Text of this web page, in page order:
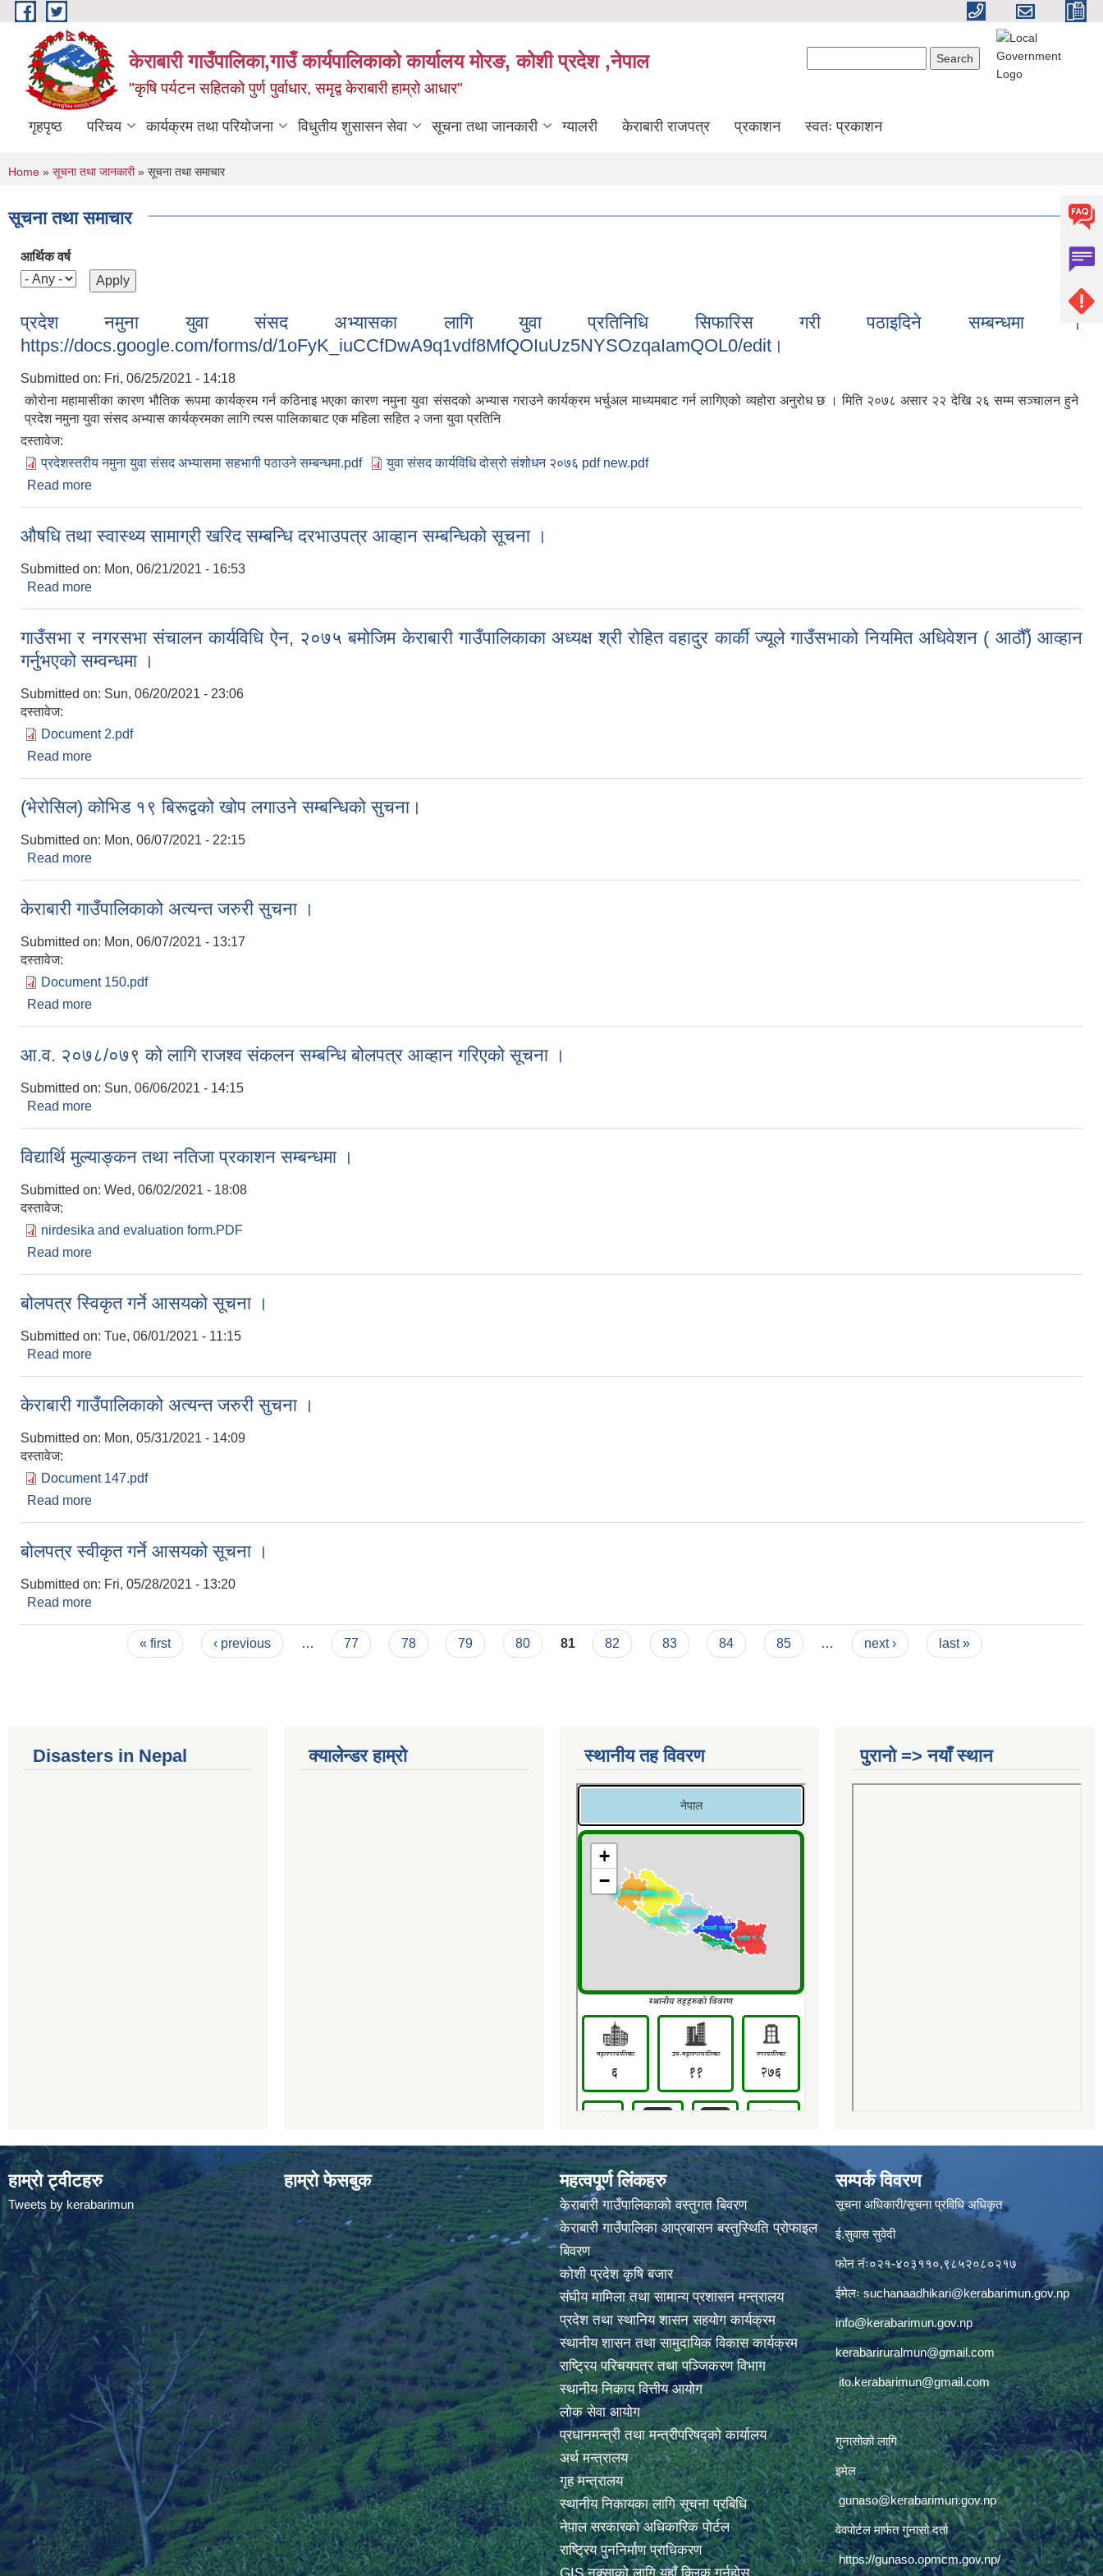
Skip to main content
केराबारी गाउँपालिका,गाउँ कार्यपालिकाको कार्यालय मोरङ, कोशी प्रदेश ,नेपाल
"कृषि पर्यटन सहितको पुर्ण पुर्वाधार, समृद्व केराबारी हाम्रो आधार"
गृहपृष्ठ परिचय कार्यक्रम तथा परियोजना विधुतीय शुसासन सेवा सूचना तथा जानकारी ग्यालरी केराबारी राजपत्र प्रकाशन स्वतः प्रकाशन
You are here
Home » सूचना तथा जानकारी» सूचना तथा समाचार
सूचना तथा समाचार
आर्थिक वर्ष
प्रदेश नमुना युवा संसद अभ्यासका लागि युवा प्रतिनिधि सिफारिस गरी पठाइदिने सम्बन्धमा ।
https://docs.google.com/forms/d/1oFyK_iuCCfDwA9q1vdf8MfQOIuUz5NYSOzqaIamQOL0/edit।
Submitted on: Fri, 06/25/2021 - 14:18
कोरोना महामासीका कारण भौतिक रूपमा कार्यक्रम गर्न कठिनाइ भएका कारण नमुना युवा संसदको अभ्यास गराउने कार्यक्रम भर्चुअल माध्यमबाट गर्न लागिएको व्यहोरा अनुरोध छ । मिति २०७८ असार २२ देखि २६ सम्म सञ्‍चालन हुने
प्रदेश नमुना युवा संसद अभ्यास कार्यक्रमका लागि त्यस पालिकाबाट एक महिला सहित २ जना युवा प्रतिनि
दस्तावेज:
प्रदेशस्तरीय नमुना युवा संसद अभ्यासमा सहभागी पठाउने सम्बन्धमा.pdf
युवा संसद कार्यविधि दोस्रो संशोधन २०७६ pdf new.pdf
Read more
औषधि तथा स्वास्थ्य सामाग्री खरिद सम्बन्धि दरभाउपत्र आव्हान सम्बन्धिको सूचना ।
Submitted on: Mon, 06/21/2021 - 16:53
Read more
गाउँसभा र नगरसभा संचालन कार्यविधि ऐन, २०७५ बमोजिम केराबारी गाउँपालिकाका अध्यक्ष श्री रोहित वहादुर कार्की ज्यूले गाउँसभाको नियमित अधिवेशन ( आठौँ) आव्हान
गर्नुभएको सम्वन्धमा ।
Submitted on: Sun, 06/20/2021 - 23:06
दस्तावेज:
Document 2.pdf
Read more
(भेरोसिल) कोभिड १९ बिरूद्वको खोप लगाउने सम्बन्धिको सुचना।
Submitted on: Mon, 06/07/2021 - 22:15
Read more
केराबारी गाउँपालिकाको अत्यन्त जरुरी सुचना ।
Submitted on: Mon, 06/07/2021 - 13:17
दस्तावेज:
Document 150.pdf
Read more
आ.व. २०७८/०७९ को लागि राजश्व संकलन सम्बन्धि बोलपत्र आव्हान गरिएको सूचना ।
Submitted on: Sun, 06/06/2021 - 14:15
Read more
विद्यार्थि मुल्याङ्कन तथा नतिजा प्रकाशन सम्बन्धमा ।
Submitted on: Wed, 06/02/2021 - 18:08
दस्तावेज:
nirdesika and evaluation form.PDF
Read more
बोलपत्र स्विकृत गर्ने आसयको सूचना ।
Submitted on: Tue, 06/01/2021 - 11:15
Read more
केराबारी गाउँपालिकाको अत्यन्त जरुरी सुचना ।
Submitted on: Mon, 05/31/2021 - 14:09
दस्तावेज:
Document 147.pdf
Read more
बोलपत्र स्वीकृत गर्ने आसयको सूचना ।
Submitted on: Fri, 05/28/2021 - 13:20
Read more
« first ‹ previous … 77 78 79 80 81 82 83 84 85 … next › last »
Disasters in Nepal क्यालेन्डर हाम्रो स्थानीय तह विवरण पुरानो => नयाँ स्थान
हाम्रो ट्वीटहरु
Tweets by kerabarimun
हाम्रो फेसबुक महत्वपूर्ण लिंकहरु
केराबारी गाउँपालिकाको वस्तुगत बिवरण
केराबारी गाउँपालिका आप्रबासन बस्तुस्थिति प्रोफाइल
बिवरण
कोशी प्रदेश कृषि बजार
संघीय मामिला तथा सामान्य प्रशासन मन्त्रालय
प्रदेश तथा स्थानिय शासन सहयोग कार्यक्रम
स्थानीय शासन तथा सामुदायिक विकास कार्यक्रम
राष्ट्रिय परिचयपत्र तथा पञ्जिकरण विभाग
स्थानीय निकाय वित्तीय आयोग
लोक सेवा आयोग
प्रधानमन्त्री तथा मन्त्रीपरिषद्को कार्यालय
अर्थ मन्त्रालय
गृह मन्त्रालय
स्थानीय निकायका लागि सूचना प्रबिधि
नेपाल सरकारको अधिकारिक पोर्टल
राष्ट्रिय पुननिर्माण प्राधिकरण
GIS नक्साको लागि यहाँ क्लिक गर्नुहोस
सम्पर्क विवरण
सूचना अधिकारी/सूचना प्रविधि अधिकृत
ई.सुवास सुवेदी
फोन नंः०२१-४०३११०,९८५२०८०२१७
ईमेलःsuchanaadhikari@kerabarimun.gov.np
info@kerabarimun.gov.np
kerabariruralmun@gmail.com
ito.kerabarimun@gmail.com
गुनासोको लागि
इमेल
gunaso@kerabarimun.gov.np
वेवपोर्टल मार्फत गुनासो दर्ता
https://gunaso.opmcm.gov.np/